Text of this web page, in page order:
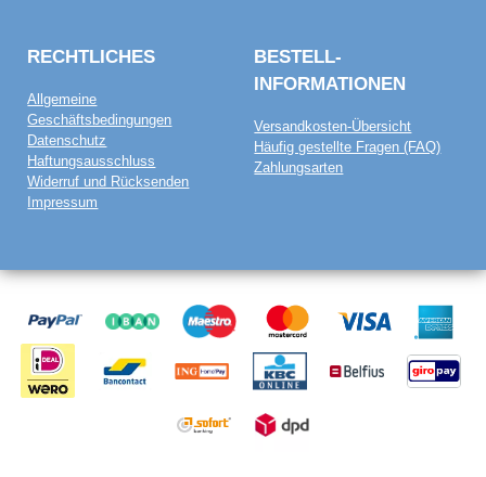
RECHTLICHES
Allgemeine
Geschäftsbedingungen
Datenschutz
Haftungsausschluss
Widerruf und Rücksenden
Impressum
BESTELL­
INFORMATIONEN
Versandkosten-Übersicht
Häufig gestellte Fragen (FAQ)
Zahlungsarten